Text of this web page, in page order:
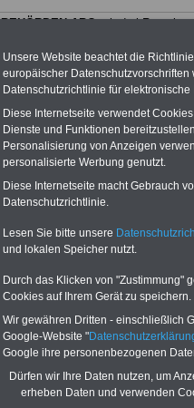
BEHÖRDEN-ABOmit drei
und Beamte, Beamten-
(Bund/Länder) sowie Beihilferecht
Ländern. Alle drei Ratgeber sind
gegliedert und erläutern auch komp-
Sachverhalte verständlich (auch für
terinnen und Mitarbeiter des
Dienstes im
Berlingeeignet) BEHÖRDEN-ABO
bestellen
ACHTUNG Neue Broschüre zum
Teilweise fünfstellige
durch die Neuregelung der
Alimentation
>>>zur
Zur Übersicht
Unsere Website beachtet die
europäischer
Datenschutzrichtlinie für
Diese Internetseite verwendet
Dienste und Funktionen
Personalisierung von Anzeigen
personalisierte Werbung genutzt.
Diese Internetseite macht Gebrauch
Datenschutzrichtlinie.
Lesen Sie bitte unsere
und lokalen Speicher nutzt.
Durch das Klicken von "Zustimmung"
Cookies auf Ihrem Gerät zu speichern.
Wir gewähren Dritten - einschließlich
Google-Website "
Google ihre personenbezogenen
Dürfen wir Ihre Daten nutzen, um
erheben Daten und verwenden